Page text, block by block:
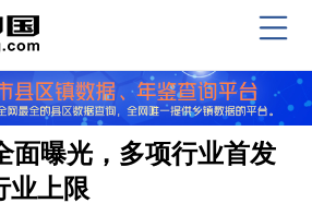
面曝光，多项行业首发
业上限